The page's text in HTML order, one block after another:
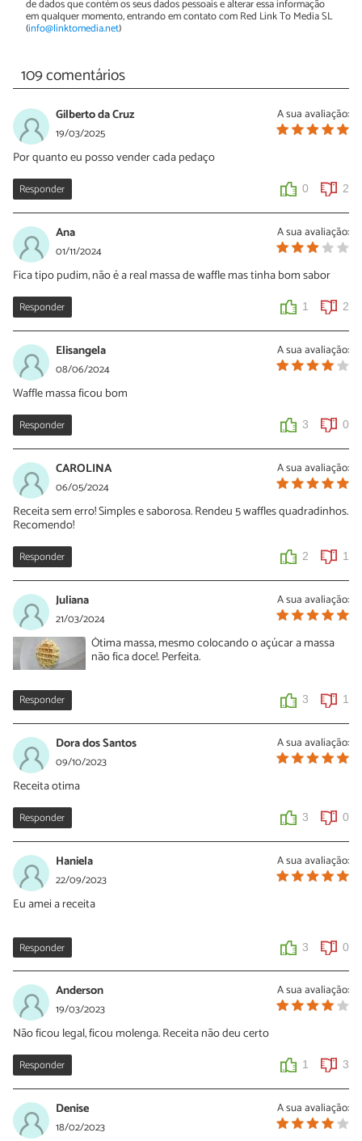
de dados que contém os seus dados pessoais e alterar essa informação
em qualquer momento, entrando em contato com Red Link To Media SL
(info@linktomedia.net)
109 comentários
A sua avaliação:
Gilberto da Cruz
19/03/2025
Por quanto eu posso vender cada pedaço
Responder 0 2
A sua avaliação:
Ana
01/11/2024
Fica tipo pudim, não é a real massa de waffle mas tinha bom sabor
Responder 1 2
A sua avaliação:
Elisangela
08/06/2024
Waffle massa ficou bom
Responder 3 0
A sua avaliação:
CAROLINA
06/05/2024
Receita sem erro! Simples e saborosa. Rendeu 5 waffles quadradinhos.
Recomendo!
Responder 2 1
A sua avaliação:
Juliana
21/03/2024
Ótima massa, mesmo colocando o açúcar a massa
não fica doce!. Perfeita.
Responder 3 1
A sua avaliação:
Dora dos Santos
09/10/2023
Receita otima
Responder 3 0
A sua avaliação:
Haniela
22/09/2023
Eu amei a receita
Responder 3 0
A sua avaliação:
Anderson
19/03/2023
Não ficou legal, ficou molenga. Receita não deu certo
Responder 1 3
A sua avaliação:
Denise
18/02/2023